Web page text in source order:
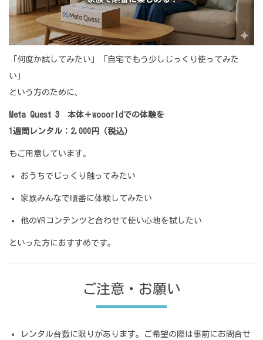
「何度か試してみたい」「自宅でもう少しじっくり使ってみた
い」
という方のために、
Meta Quest 3 本体＋wooorldでの体験を
1週間レンタル：2,000円（税込）
もご用意しています。
おうちでじっくり触ってみたい
家族みんなで順番に体験してみたい
他のVRコンテンツと合わせて使い心地を試したい
といった方におすすめです。
ご注意・お願い
レンタル台数に限りがあります。ご希望の際は事前にお問合せ